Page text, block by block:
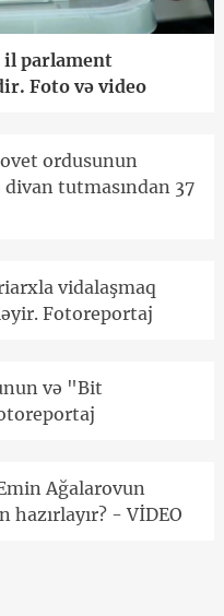
il parlament
Foto və video
ordusunun
tutmasından 37
vidalaşmaq
Fotoreportaj
və "Bit
Ağalarovun
- VİDEO